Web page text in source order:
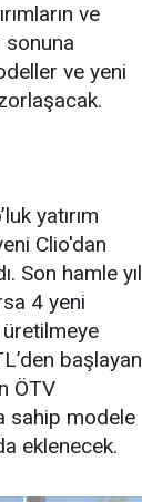
ve
sonuna
ve yeni
yatırım
Clio'dan
Son hamle yıl
4 yeni
başlayan
ÖTV
sahip modele
eklenecek.